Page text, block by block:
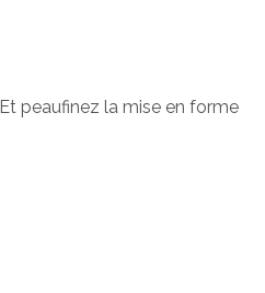
peaufinez la mise en forme